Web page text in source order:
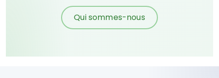
Qui sommes-nous